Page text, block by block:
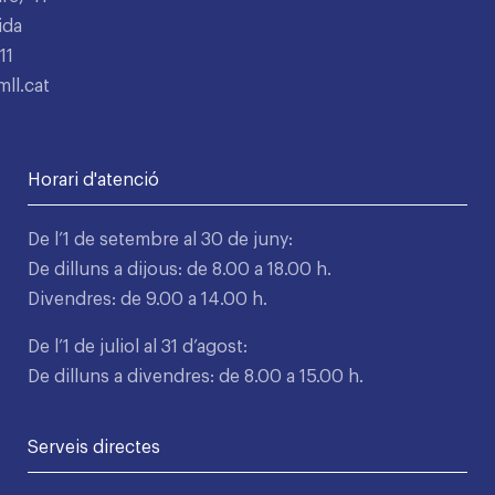
Horari d'atenció
De l’1 de setembre al 30 de juny:
De dilluns a dijous: de 8.00 a 18.00 h.
Divendres: de 9.00 a 14.00 h.
De l’1 de juliol al 31 d’agost:
De dilluns a divendres: de 8.00 a 15.00 h.
Serveis directes